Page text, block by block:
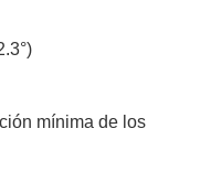
mínima de los